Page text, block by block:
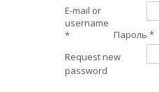
E-mail or
username
*
Пароль *
Request new
password